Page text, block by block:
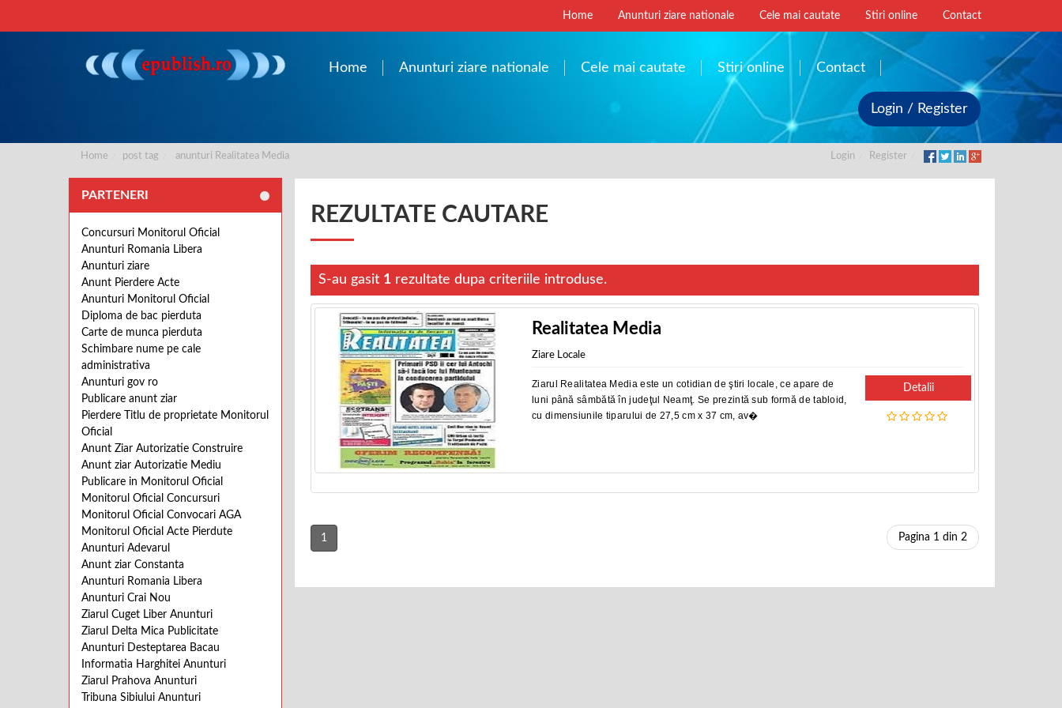
Home Anunturi ziare nationale Cele mai cautate Stiri online Contact
Home Anunturi ziare nationale Cele mai cautate Stiri online Contact
Login / Register
Home post tag anunturi Realitatea Media Login Register
PARTENERI
Concursuri Monitorul Oficial
Anunturi Romania Libera
Anunturi ziare
Anunt Pierdere Acte
Anunturi Monitorul Oficial
Diploma de bac pierduta
Carte de munca pierduta
Schimbare nume pe cale
administrativa
Anunturi gov ro
Publicare anunt ziar
Pierdere Titlu de proprietate Monitorul
Oficial
Anunt Ziar Autorizatie Construire
Anunt ziar Autorizatie Mediu
Publicare in Monitorul Oficial
Monitorul Oficial Concursuri
Monitorul Oficial Convocari AGA
Monitorul Oficial Acte Pierdute
Anunturi Adevarul
Anunt ziar Constanta
Anunturi Romania Libera
Anunturi Crai Nou
Ziarul Cuget Liber Anunturi
Ziarul Delta Mica Publicitate
Anunturi Desteptarea Bacau
Informatia Harghitei Anunturi
Ziarul Prahova Anunturi
Tribuna Sibiului Anunturi
REZULTATE CAUTARE
S-au gasit 1 rezultate dupa criteriile introduse.
Realitatea Media
Ziare Locale
Ziarul Realitatea Media este un cotidian de ştiri locale, ce apare de
luni până sâmbătă în judeţul Neamţ. Se prezintă sub formă de tabloid,
cu dimensiunile tiparului de 27,5 cm x 37 cm, av�
Detalii
1 Pagina 1 din 2